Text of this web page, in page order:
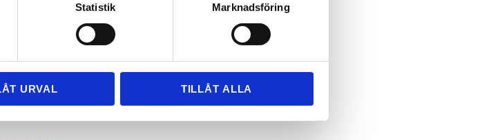
Statistik Marknadsföring
URVAL TILLÅT ALLA
treatment & agriculture
(0)371-92044
info@oxyg.se
Monday- Friday 8-17